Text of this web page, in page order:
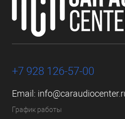
+7 928 126-57-00
Email:
График работы